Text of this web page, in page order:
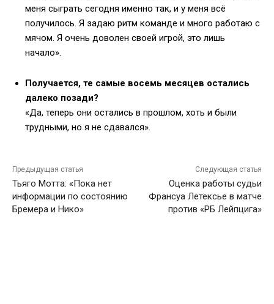
меня сыграть сегодня именно так, и у меня всё
получилось. Я задаю ритм команде и много работаю с
мячом. Я очень доволен своей игрой, это лишь
начало».
Получается, те самые восемь месяцев остались
далеко позади?
«Да, теперь они остались в прошлом, хоть и были
трудными, но я не сдавался».
Предыдущая статья
Тьяго Мотта: «Пока нет
информации по состоянию
Бремера и Нико»
Следующая статья
Оценка работы судьи
Франсуа Летексье в матче
против «РБ Лейпцига»